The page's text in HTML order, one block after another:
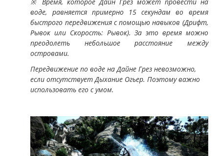
воде, равняется примерно 15 секундам во время
быстрого передвижения с помощью навыков (Дрифт,
Рывок или Скорость: Рывок). За это время можно
преодолеть небольшое расстояние между
островами.
Передвижение по воде на Дайне Грез невозможно,
если отсутствует Дыхание Огьер. Поэтому важно
использовать его с умом.